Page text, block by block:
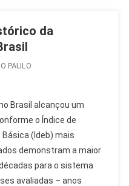
da
PAULO
Brasil alcançou um
o Índice de
(Ideb) mais
demonstram a maior
para o sistema
avaliadas – anos